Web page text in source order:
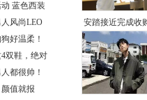
蓝色西装
风尚LEO
好温柔！
双鞋，绝对
都很帅！
值就报
安踏接近完成收
体育